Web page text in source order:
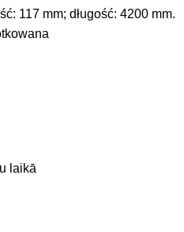
117 mm; długość: 4200 mm.
laikā